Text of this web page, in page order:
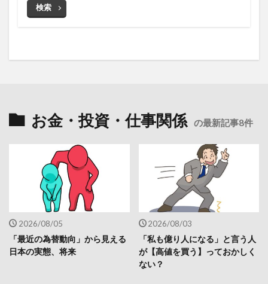
検索
お金・投資・仕事関係 の最新記事8件
2026/08/05
「最近の為替動向」から見える
日本の実態、将来
2026/08/03
「私も億り人になる」と言う人
が【高値を買う】っておかしく
ない？